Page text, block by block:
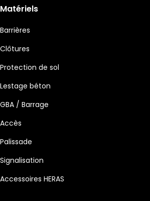
Matériels
Barrières
Clôtures
Protection de sol
Lestage béton
GBA / Barrage
Accès
Palissade
Signalisation
Accessoires HERAS